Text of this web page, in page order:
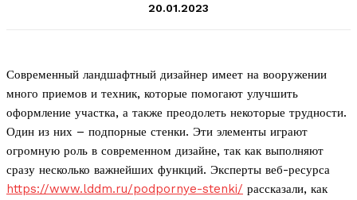
20.01.2023
Современный ландшафтный дизайнер имеет на вооружении
много приемов и техник, которые помогают улучшить
оформление участка, а также преодолеть некоторые трудности.
Один из них – подпорные стенки. Эти элементы играют
огромную роль в современном дизайне, так как выполняют
сразу несколько важнейших функций. Эксперты веб-ресурса
https://www.lddm.ru/podpornye-stenki/ рассказали, как